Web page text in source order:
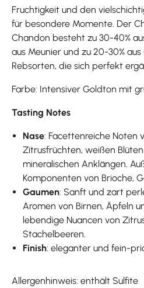
Fruchtigkeit und den
für besondere Momente. Der
Chandon besteht zu 30-40%
aus Meunier und zu 20-30%
Rebsorten, die sich perfekt
Farbe: Intensiver Goldton mit
Tasting Notes
Nase: Facettenreiche Noten
Zitrusfrüchten, weißen
mineralischen Anklängen.
Komponenten von Brioche,
Gaumen: Sanft und zart
Aromen von Birnen, Äpfeln
lebendige Nuancen von
Stachelbeeren.
Finish: eleganter und fein-
Allergenhinweis: enthält Sulfite